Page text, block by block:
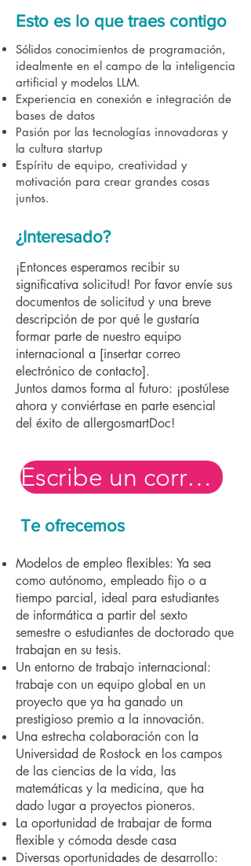
Esto es lo que traes contigo
Sólidos conocimientos de programación,
idealmente en el campo de la inteligencia
artificial y modelos LLM.
Experiencia en conexión e integración de
bases de datos
Pasión por las tecnologías innovadoras y
la cultura startup
Espíritu de equipo, creatividad y
motivación para crear grandes cosas
juntos.
¿Interesado?
¡Entonces esperamos recibir su
significativa solicitud! Por favor envíe sus
documentos de solicitud y una breve
descripción de por qué le gustaría
formar parte de nuestro equipo
internacional a [insertar correo
electrónico de contacto].
Juntos damos forma al futuro: ¡postúlese
ahora y conviértase en parte esencial
del éxito de allergosmartDoc!
Escribe un correo electrónico ahora
Te ofrecemos
Modelos de empleo flexibles: Ya sea
como autónomo, empleado fijo o a
tiempo parcial, ideal para estudiantes
de informática a partir del sexto
semestre o estudiantes de doctorado que
trabajan en su tesis.
Un entorno de trabajo internacional:
trabaje con un equipo global en un
proyecto que ya ha ganado un
prestigioso premio a la innovación.
Una estrecha colaboración con la
Universidad de Rostock en los campos
de las ciencias de la vida, las
matemáticas y la medicina, que ha
dado lugar a proyectos pioneros.
La oportunidad de trabajar de forma
flexible y cómoda desde casa
Diversas oportunidades de desarrollo: